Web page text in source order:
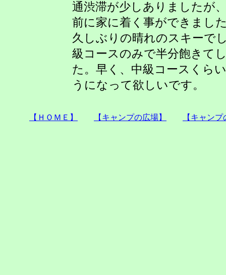
通渋滞が少しありましたが
前に家に着く事ができまし
久しぶりの晴れのスキーで
級コースのみで半分飽きて
た。早く、中級コースくら
うになって欲しいです。
【ＨＯＭＥ】 【キャンプの広場】 【キャン